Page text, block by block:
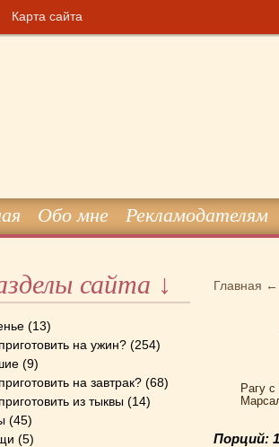
Карта сайта
Обо мне Рекламодателям
Главная ←
Рагу
Порций:
сайта ↓
(13)
на ужин? (254)
(9)
на завтрак? (68)
из тыквы (14)
(45)
(5)